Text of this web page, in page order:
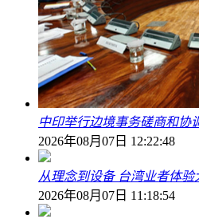
中印举行边境事务磋商和协
2026年08月07日 12:22:48
从理念到设备 台湾业者体验
2026年08月07日 11:18:54